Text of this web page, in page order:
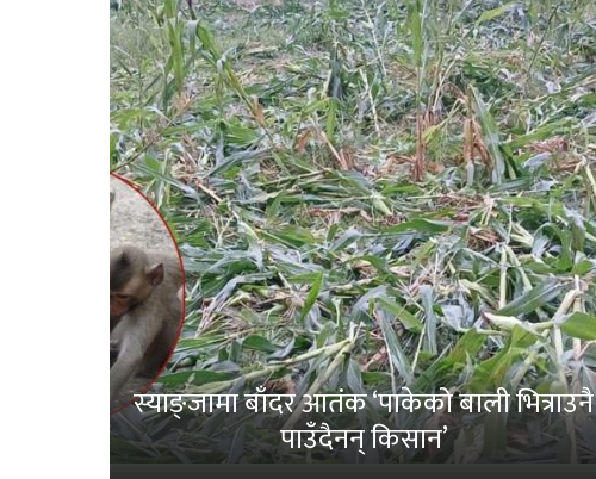
स्याङ्जामा बाँदर आतंक ‘पाकेको बाली भित्राउनै
पाउँदैनन् किसान’